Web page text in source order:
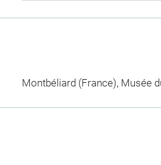
Montbéliard (France), Musée